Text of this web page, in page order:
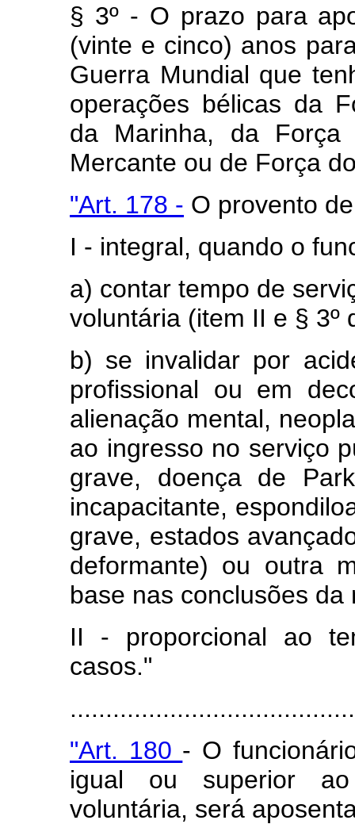
§ 3º - O prazo para
(vinte e cinco) anos
Guerra Mundial que
operações bélicas da
da Marinha, da Força
Mercante ou de Força
"Art. 178 - O provento
I - integral, quando o
a) contar tempo de
voluntária (item II e § 3º
b) se invalidar por
profissional ou em
alienação mental,
ao ingresso no serviço
grave, doença de
incapacitante,
grave, estados
deformante) ou outra
base nas conclusões
II - proporcional ao
casos."
"Art. 180 - O
igual ou superior ao
voluntária, será